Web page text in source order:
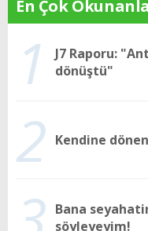
En Çok
1
J7 Raporu:
dönüştü"
2 Kendine
Bana
söyleyeyim!